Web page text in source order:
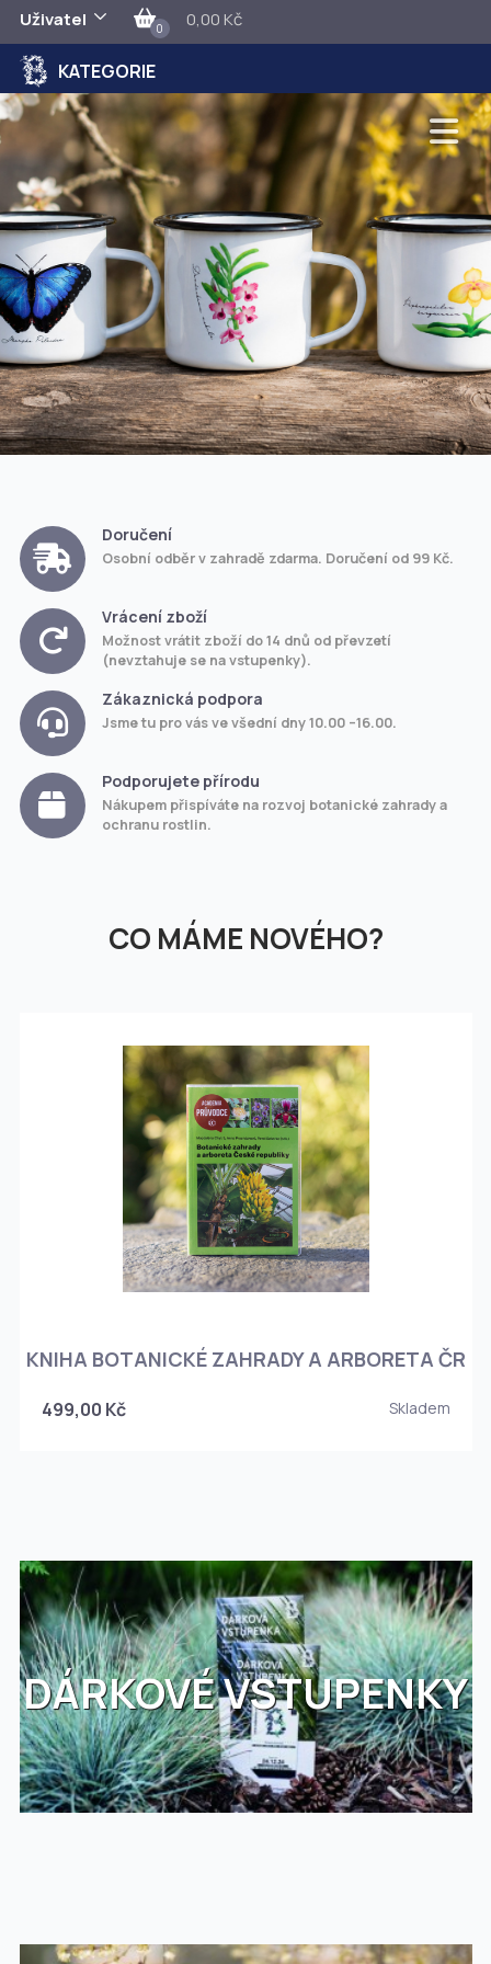
Uživatel 0 0,00 Kč
KATEGORIE
Doručení
Osobní odběr v zahradě zdarma. Doručení od 99 Kč.
Vrácení zboží
Možnost vrátit zboží do 14 dnů od převzetí
(nevztahuje se na vstupenky).
Zákaznická podpora
Jsme tu pro vás ve všední dny 10.00 –16.00.
Podporujete přírodu
Nákupem přispíváte na rozvoj botanické zahrady a
ochranu rostlin.
CO MÁME NOVÉHO?
KNIHA BOTANICKÉ ZAHRADY A ARBORETA ČR
499,00 Kč Skladem
DÁRKOVÉ VSTUPENKY